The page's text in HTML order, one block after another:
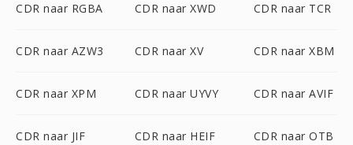
CDR naar RGBA CDR naar XWD CDR naar TCR
CDR naar AZW3 CDR naar XV CDR naar XBM
CDR naar XPM CDR naar UYVY CDR naar AVIF
CDR naar JIF CDR naar HEIF CDR naar OTB